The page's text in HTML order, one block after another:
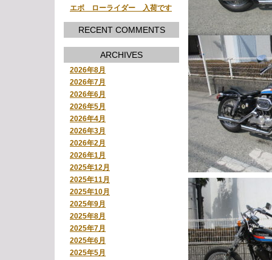
エボ ローライダー 入荷です
RECENT COMMENTS
ARCHIVES
2026年8月
2026年7月
2026年6月
2026年5月
2026年4月
2026年3月
2026年2月
2026年1月
2025年12月
2025年11月
2025年10月
2025年9月
2025年8月
2025年7月
2025年6月
2025年5月